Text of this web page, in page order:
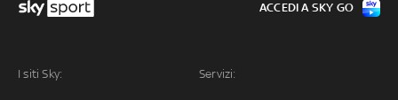
I siti Sky: Servizi:
ACCEDI A SKY GO